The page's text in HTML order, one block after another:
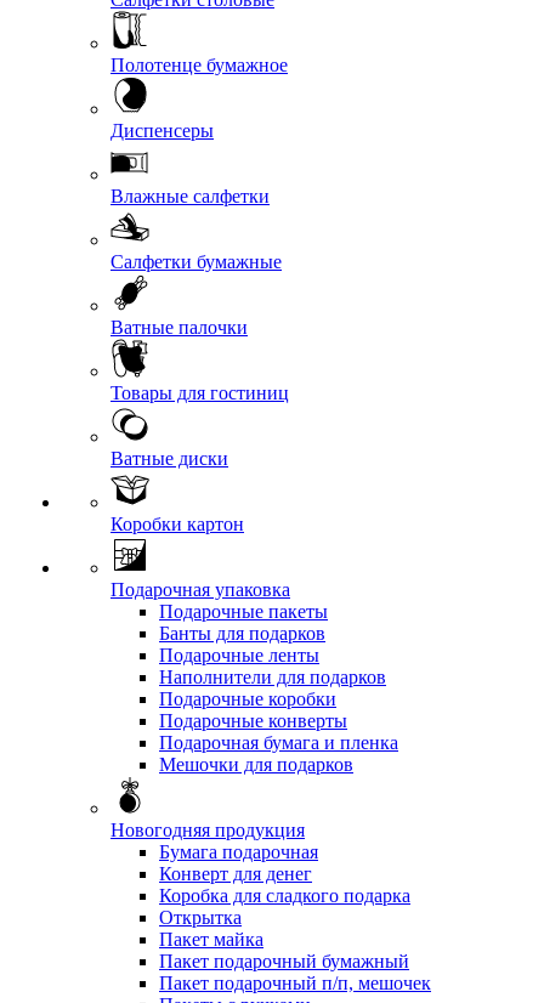
Полотенце бумажное
Диспенсеры
Влажные салфетки
Салфетки бумажные
Ватные палочки
Товары для гостиниц
Ватные диски
Коробки картон
Подарочная упаковка
Подарочные пакеты
Банты для подарков
Подарочные ленты
Наполнители для подарков
Подарочные коробки
Подарочные конверты
Подарочная бумага и пленка
Мешочки для подарков
Новогодняя продукция
Бумага подарочная
Конверт для денег
Коробка для сладкого подарка
Открытка
Пакет майка
Пакет подарочный бумажный
Пакет подарочный п/п, мешочек